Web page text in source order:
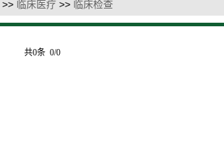
>> 临床医疗 >> 临床检查
共0条 0/0